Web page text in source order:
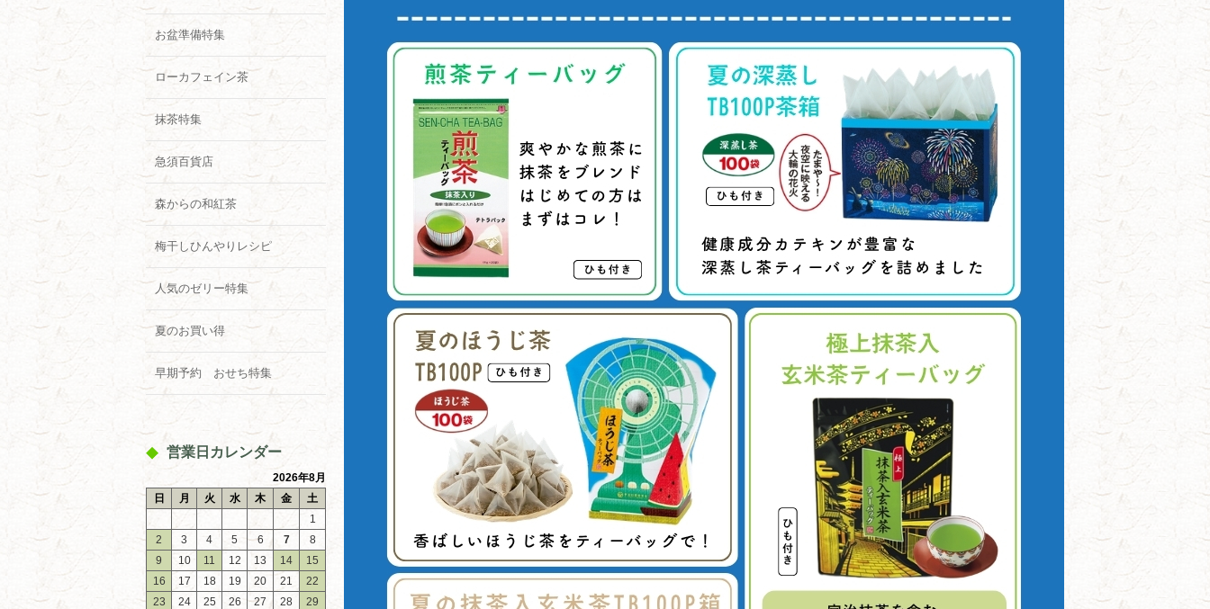
お盆準備特集
ローカフェイン茶
抹茶特集
急須百貨店
森からの和紅茶
梅干しひんやりレシピ
人気のゼリー特集
夏のお買い得
早期予約 おせち特集
営業日カレンダー
2026年8月
日
月 火 水 木 金
土
1
2
3 4 5 6 7
8
9
10 11 12 13 14
15
16
17 18 19 20 21
22
23
24 25 26 27 28
29